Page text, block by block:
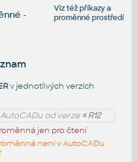
Viz téžpříkazya
proměnné prostředí
-
v jednotlivých verzích
AutoCADu od verze≤ R12
jen pro čtení
není v AutoCADu